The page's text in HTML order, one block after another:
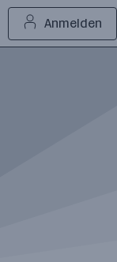
Anmelden